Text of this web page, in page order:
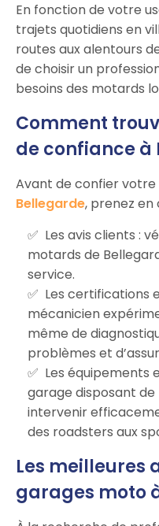
En fonction de votre
trajets quotidiens en
routes aux alentours
de choisir un
besoins des motards
Comment
de confiance à
Avant de confier
Bellegarde, prenez
Les avis clients :
motards de
service.
Les certifications
mécanicien
même de
problèmes et
Les équipements
garage disposant
intervenir
des roadsters aux
Les meilleures
garages moto